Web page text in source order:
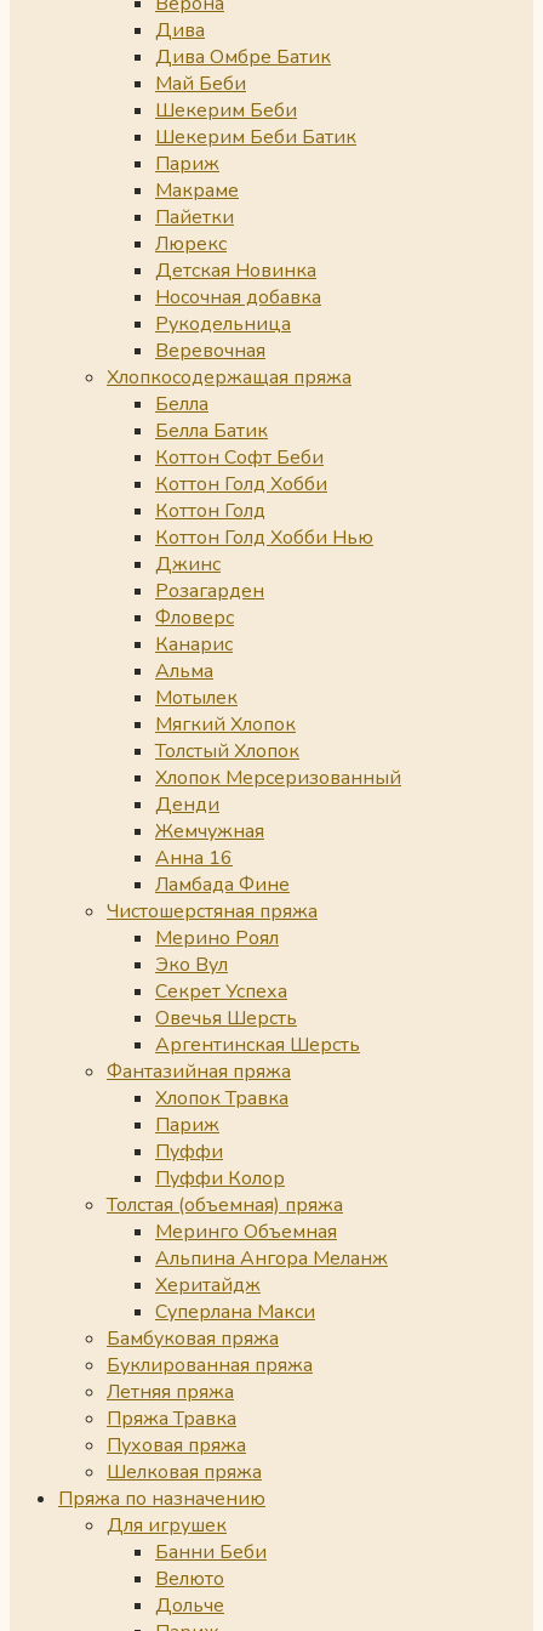
Дива
Дива Омбре Батик
Май Беби
Шекерим Беби
Шекерим Беби Батик
Париж
Макраме
Пайетки
Люрекс
Детская Новинка
Носочная добавка
Рукодельница
Веревочная
Хлопкосодержащая пряжа
Белла
Белла Батик
Коттон Софт Беби
Коттон Голд Хобби
Коттон Голд
Коттон Голд Хобби Нью
Джинс
Розагарден
Фловерс
Канарис
Альма
Мотылек
Мягкий Хлопок
Толстый Хлопок
Хлопок Мерсеризованный
Денди
Жемчужная
Анна 16
Ламбада Фине
Чистошерстяная пряжа
Мерино Роял
Эко Вул
Секрет Успеха
Овечья Шерсть
Аргентинская Шерсть
Фантазийная пряжа
Хлопок Травка
Париж
Пуффи
Пуффи Колор
Толстая (объемная) пряжа
Меринго Объемная
Альпина Ангора Меланж
Херитайдж
Суперлана Макси
Бамбуковая пряжа
Буклированная пряжа
Летняя пряжа
Пряжа Травка
Пуховая пряжа
Шелковая пряжа
Пряжа по назначению
Для игрушек
Банни Беби
Велюто
Дольче